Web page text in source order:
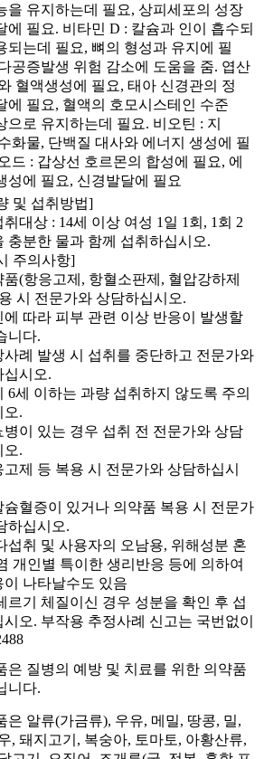
을 유지하는데 필요, 상피세포의 성장
에 필요. 비타민 D : 칼슘과 인이 흡수되
되는데 필요, 뼈의 형성과 유지에 필
공증발생 위험 감소에 도움을 줌. 엽산
혈액생성에 필요, 태아 신경관의 정
에 필요, 혈액의 호모시스테인 수준
으로 유지하는데 필요. 비오틴 : 지
화물, 단백질 대사와 에너지 생성에 필
드 : 갑상선 호르몬의 합성에 필요, 에
성에 필요, 신경발달에 필요
및 섭취방법]
취대상 : 14세 이상 여성 1일 1회, 1회 2
충분한 물과 함께 섭취하십시오.
주의사항]
품(항응고제, 항혈소판제, 혈압강하제
시 전문가와 상담하십시오.
에 따라 피부 관련 이상 반응이 발생할
니다.
사례 발생 시 섭취를 중단하고 전문가와
십시오.
6세 이하는 과량 섭취하지 않도록 주의
오.
병이 있는 경우 섭취 전 전문가와 상담
오.
고제 등 복용 시 전문가와 상담하십시
슘혈증이 있거나 의약품 복용 시 전문가
하십시오.
섭취 및 사용자의 오남용, 위해성분 혼
개인별 특이한 생리반응 등에 의하여
이 나타날수도 있음
르기 체질이신 경우 성분을 확인 후 섭
시오. 부작용 추정사례 신고는 국번없이
은 질병의 예방 및 치료를 위한 의약품
니다.
은 알류(가금류), 우유, 메밀, 땅콩, 밀,
, 돼지고기, 복숭아, 토마토, 아황산류,